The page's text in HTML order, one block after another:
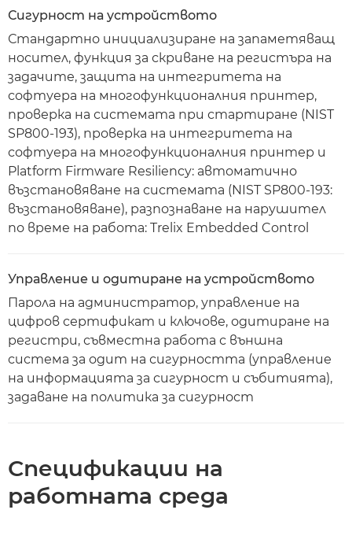
Сигурност на устройството
Стандартно инициализиране на запаметяващ
носител, функция за скриване на регистъра на
задачите, защита на интегритета на
софтуера на многофункционалния принтер,
проверка на системата при стартиране (NIST
SP800-193), проверка на интегритета на
софтуера на многофункционалния принтер и
Platform Firmware Resiliency: автоматично
възстановяване на системата (NIST SP800-193:
възстановяване), разпознаване на нарушител
по време на работа: Trelix Embedded Control
Управление и одитиране на устройството
Парола на администратор, управление на
цифров сертификат и ключове, одитиране на
регистри, съвместна работа с външна
система за одит на сигурността (управление
на информацията за сигурност и събитията),
задаване на политика за сигурност
Спецификации на
работната среда